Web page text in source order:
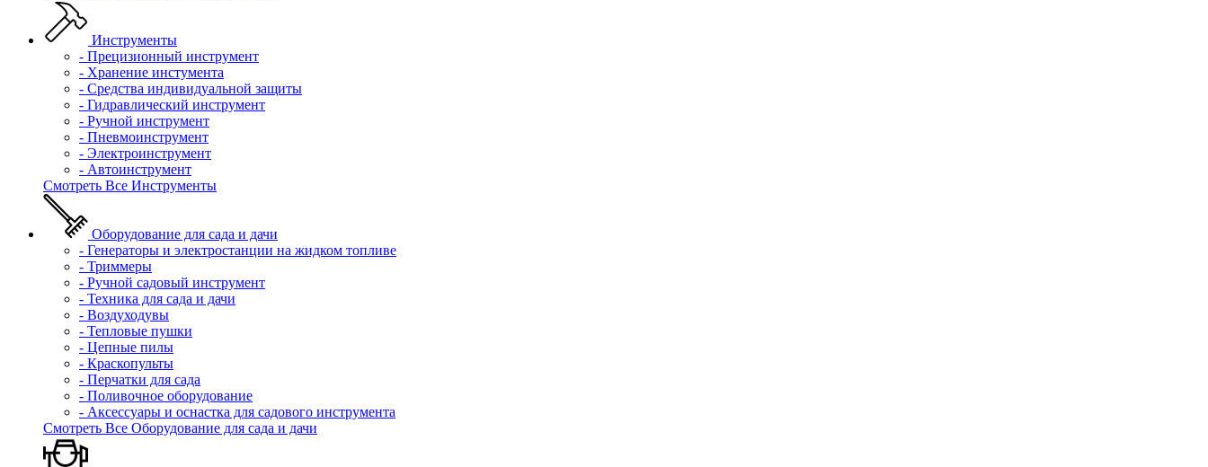
Инструменты
- Прецизионный инструмент
- Хранение инстумента
- Средства индивидуальной защиты
- Гидравлический инструмент
- Ручной инструмент
- Пневмоинструмент
- Электроинструмент
- Автоинструмент
Смотреть Все Инструменты
Оборудование для сада и дачи
- Генераторы и электростанции на жидком топливе
- Триммеры
- Ручной садовый инструмент
- Техника для сада и дачи
- Воздуходувы
- Тепловые пушки
- Цепные пилы
- Краскопульты
- Перчатки для сада
- Поливочное оборудование
- Аксессуары и оснастка для садового инструмента
Смотреть Все Оборудование для сада и дачи